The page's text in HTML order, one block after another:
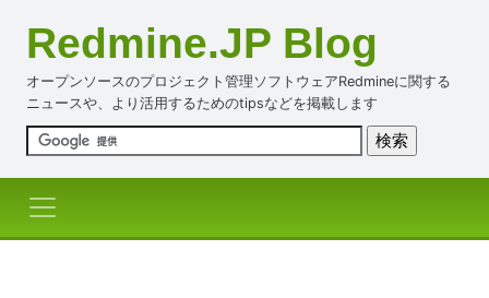
Redmine.JP Blog
オープンソースのプロジェクト管理ソフトウェアRedmineに関する
ニュースや、より活用するためのtipsなどを掲載します